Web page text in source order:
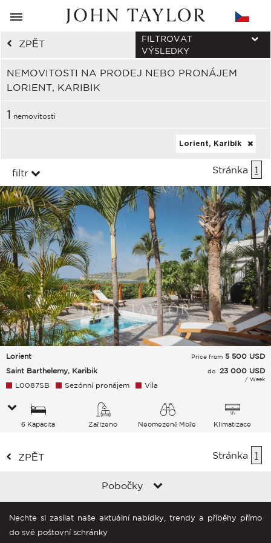
ZPĚT
NEMOVITOSTI NA PRODEJ NEBO PRONÁJEM
LORIENT, KARIBIK
FILTROVAT
VÝSLEDKY
1 nemovitosti
Lorient, Karibik
filtr Stránka 1
Lorient
Saint Barthelemy, Karibik
Price from 5 500 USD
do 23 000 USD
/ Week
L0087SB Sezónní pronájem Vila
6 Kapacita Zařízeno Neomezeně Moře Klimatizace
ZPĚT Stránka 1
Pobočky
Nechte si zasílat naše aktuální nabídky, trendy a příběhy přímo
do své poštovní schránky